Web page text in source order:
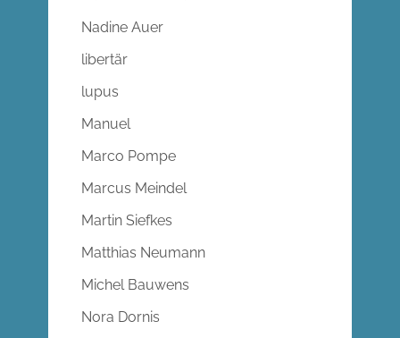
Nadine Auer
libertär
lupus
Manuel
Marco Pompe
Marcus Meindel
Martin Siefkes
Matthias Neumann
Michel Bauwens
Nora Dornis